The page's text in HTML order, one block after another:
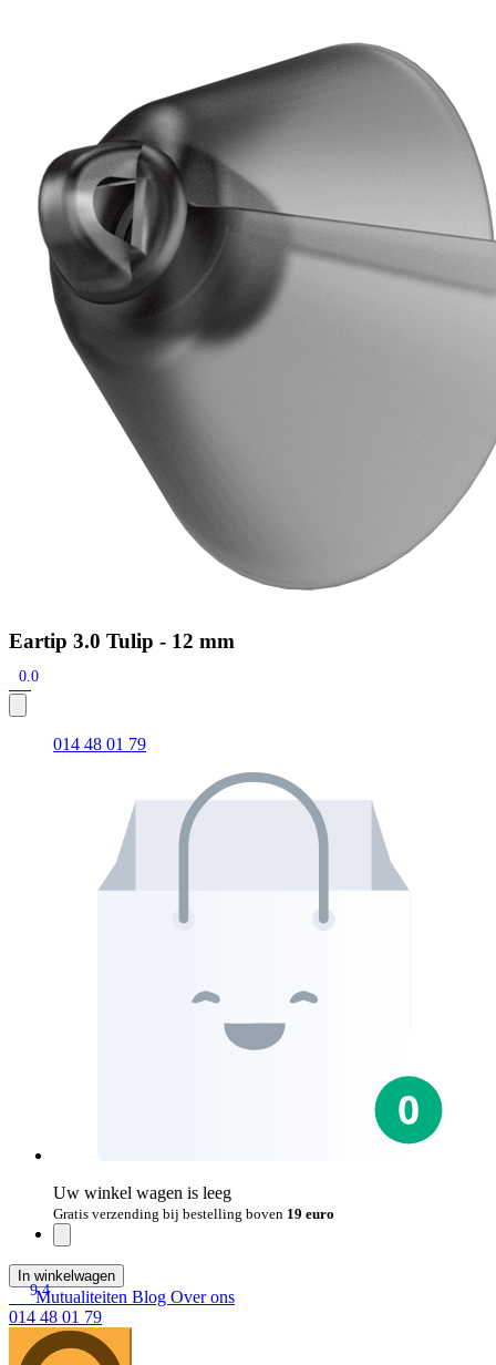
HoorapparaatbatterijenOticon hoorapparaten
ReSound Vivia
Oticon IntentSignia SilkFilters Domes
Oticon Intent 1 - Oplaadbaar
De Oticon Intent is het nieuwste hoorapparaat van dit moment.
Bekijk
Eartip 3.0 Tulip - 12 mm
0.0
014 48 01 79
Uw winkel wagen is leeg
Gratis verzending bij bestelling boven 19 euro
In winkelwagen
9.4
Mutualiteiten Blog Over ons
014 48 01 79